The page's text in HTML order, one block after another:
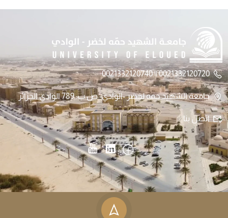
0021332120720 || 0021332120740
جامعة الشهيد حمه لخضر -الوادي- ص.ب: 789 الوادي الجزائر
اتصل بنا